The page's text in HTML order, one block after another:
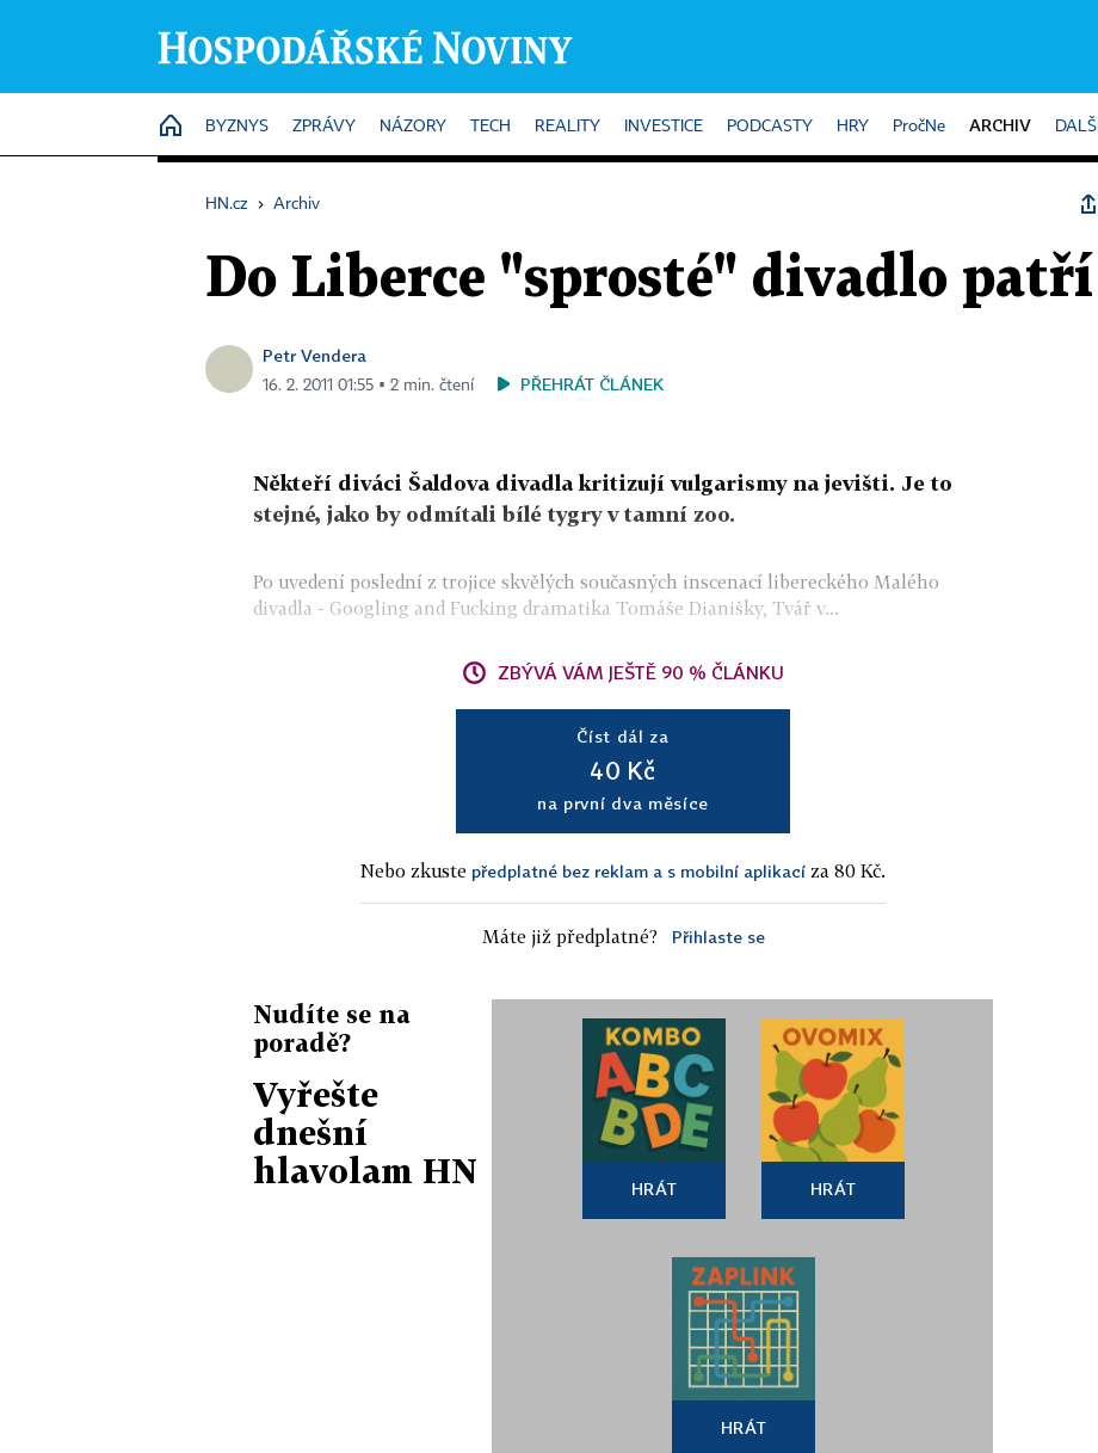
HOME
BYZNYS ZPRÁVY NÁZORY TECH REALITY INVESTICE PODCASTY HRY PročNe ARCHIV DALŠÍ
HN.cz › Archiv
Do Liberce "sprosté" divadlo patří
Petr Vendera
16. 2. 2011 01:55 ▪ 2 min. čtení PŘEHRÁT ČLÁNEK
Někteří diváci Šaldova divadla kritizují vulgarismy na jevišti. Je to
stejné, jako by odmítali bílé tygry v tamní zoo.
Po uvedení poslední z trojice skvělých současných inscenací libereckého Malého
divadla - Googling and Fucking dramatika Tomáše Dianišky, Tvář v...
ZBÝVÁ VÁM JEŠTĚ 90 % ČLÁNKU
Číst dál za
40 Kč
na první dva měsíce
Nebo zkuste předplatné bez reklam a s mobilní aplikací za 80 Kč.
Máte již předplatné? Přihlaste se
Nudíte se na
poradě?
Vyřešte
dnešní
hlavolam HN
HRÁT HRÁT
HRÁT